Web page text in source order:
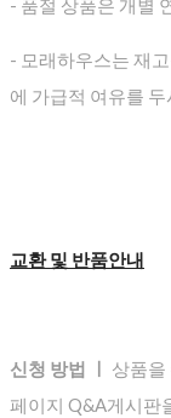
- 품절 상품은 개별
- 모래하우스는 재
에 가급적 여유를
교환 및 반품안내
신청 방법 ㅣ 상품을
페이지 Q&A게시판